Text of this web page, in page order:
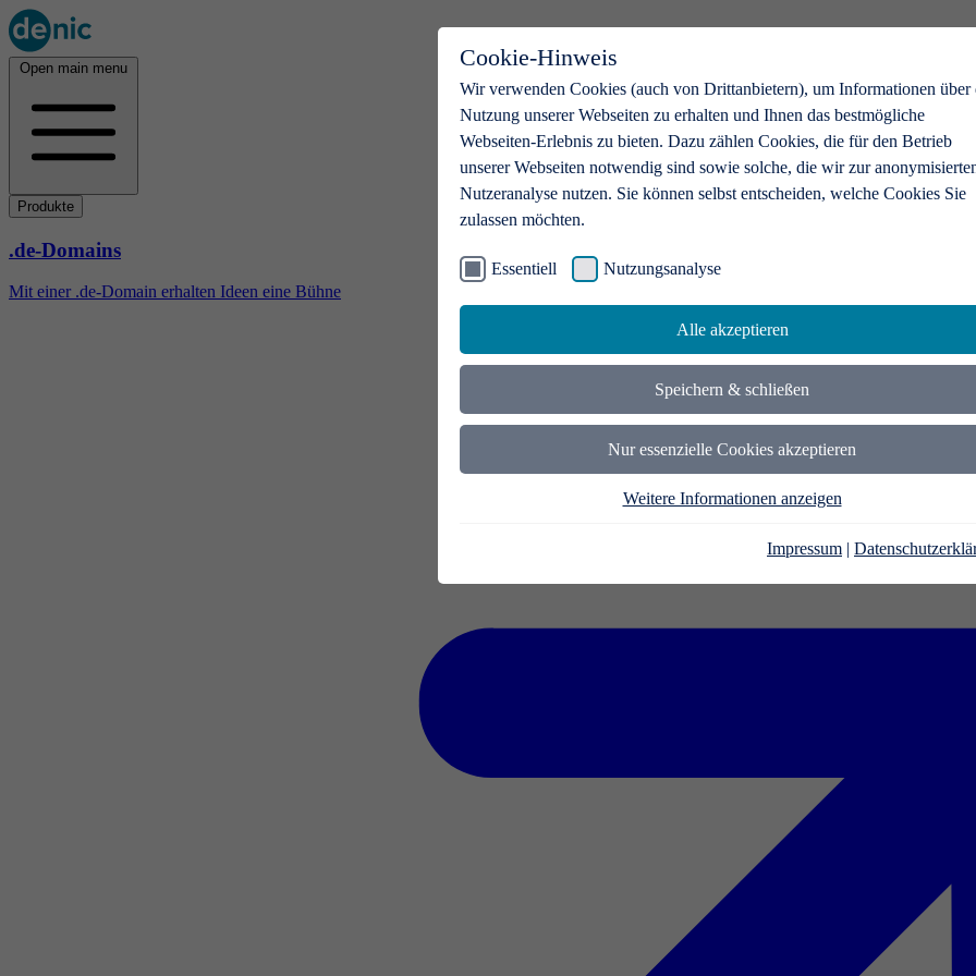
Cookie-Hinweis
Wir verwenden Cookies (auch von Drittanbietern), um Informationen über
Nutzung unserer Webseiten zu erhalten und Ihnen das bestmögliche
Webseiten-Erlebnis zu bieten. Dazu zählen Cookies, die für den Betrieb
unserer Webseiten notwendig sind sowie solche, die wir zur
Nutzeranalyse nutzen. Sie können selbst entscheiden, welche Cookies Sie
zulassen möchten.
Essentiell Nutzungsanalyse
Alle akzeptieren
Speichern & schließen
Nur essenzielle Cookies akzeptieren
Weitere Informationen anzeigen
Impressum |
Open main menu
Produkte
.de-Domains
Mit einer .de-Domain erhalten Ideen eine Bühne